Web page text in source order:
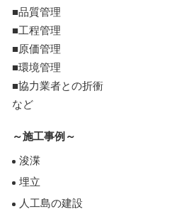
■品質管理
■工程管理
■原価管理
■環境管理
■協力業者との折衝
など
～施工事例～
浚渫
埋立
人工島の建設